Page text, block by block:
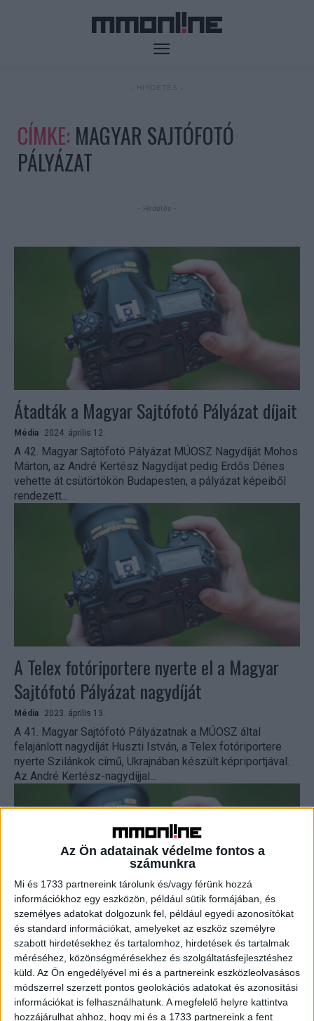
Az Ön adatainak védelme fontos a
számunkra
Mi és 1733 partnereink tárolunk és/vagy férünk hozzá
információkhoz egy eszközön, például sütik formájában, és
személyes adatokat dolgozunk fel, például egyedi azonosítókat
és standard információkat, amelyeket az eszköz személyre
szabott hirdetésekhez és tartalomhoz, hirdetések és tartalmak
méréséhez, közönségmérésekhez és szolgáltatásfejlesztéshez
küld. Az Ön engedélyével mi és a partnereink eszközleolvasásos
módszerrel szerzett pontos geolokációs adatokat és azonosítási
információkat is felhasználhatunk. A megfelelő helyre kattintva
hozzájárulhat ahhoz, hogy mi és a 1733 partnereink a fent
CÍMKE: MAGYAR SAJTÓFOTÓ
PÁLYÁZAT
- Hirdetés -
Átadták a Magyar Sajtófotó Pályázat díjait
Média 2024. április 12.
A 42. Magyar Sajtófotó Pályázat MÚOSZ Nagydíját Mohos
Márton, az André Kertész Nagydíjat pedig Erdős Dénes
vehette át csütörtökön Budapesten, a pályázat képeiből
rendezett...
A Telex fotóriportere nyerte el a Magyar
Sajtófotó Pályázat nagydíját
Média 2023. április 13.
A 41. Magyar Sajtófotó Pályázatnak a MÚOSZ által
felajánlott nagydíját Huszti István, a Telex fotóriportere
nyerte Szilánkok című, Ukrajnában készült képriportjával.
Az André Kertész-nagydíjjal...
Sajtófotó pályázat: megvannak a
díjazottak
Brand 2021. július 15.
Balogh Zoltán, az MTI/MTVA fotóriportere nyerte el A